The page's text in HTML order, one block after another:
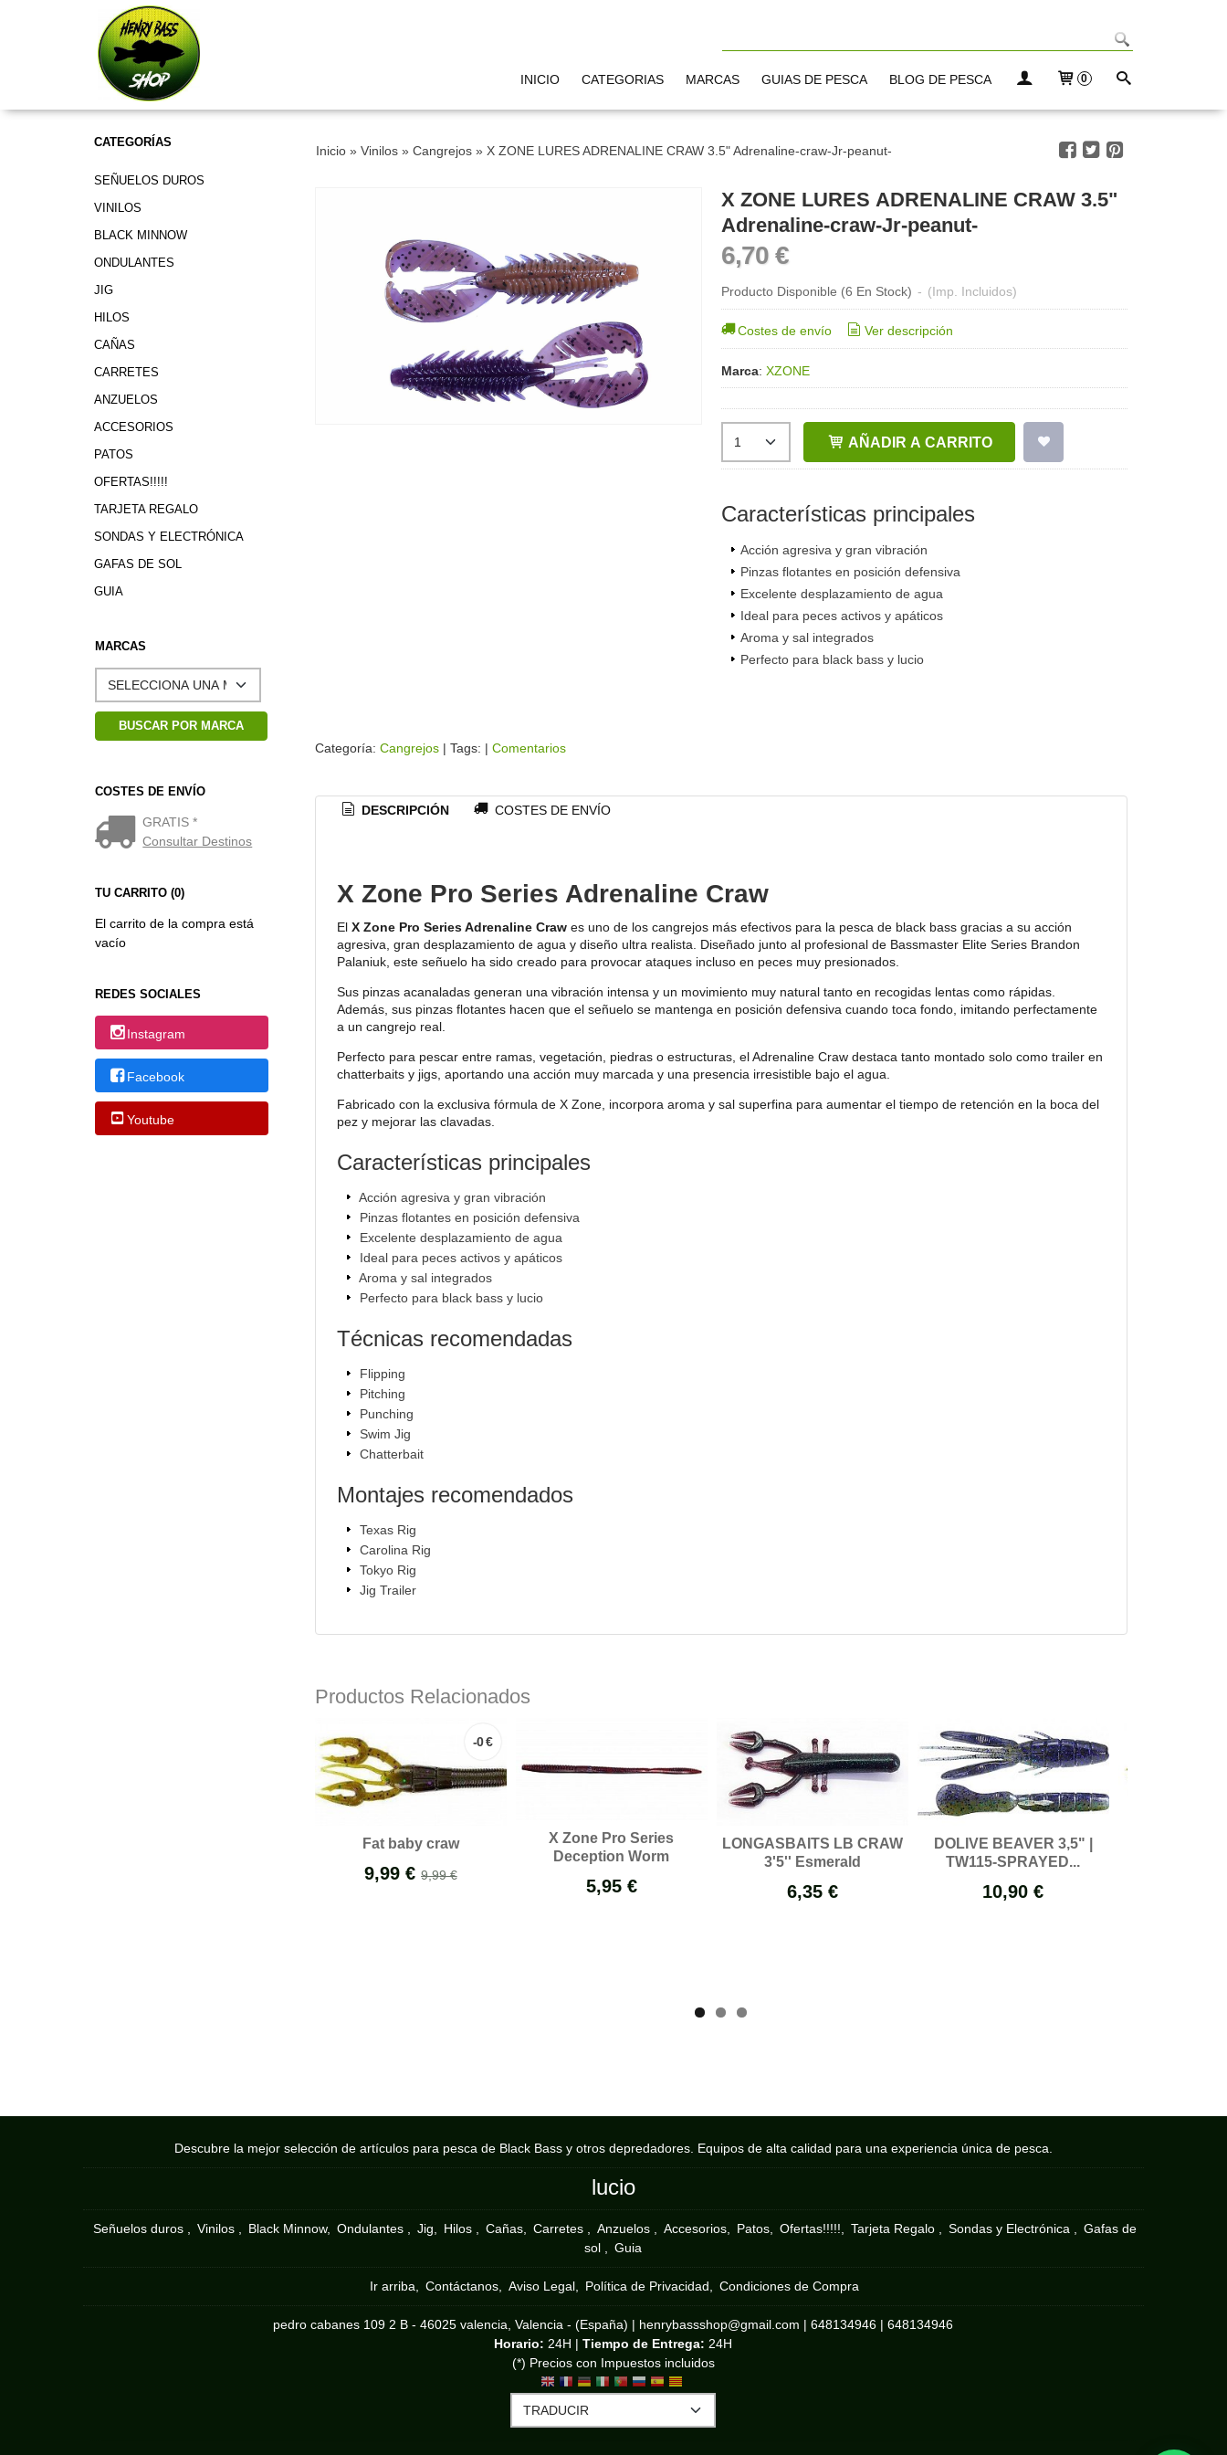
INICIO CATEGORIAS MARCAS GUIAS DE PESCA BLOG DE PESCA 0
CATEGORÍAS
SEÑUELOS DUROS
VINILOS
BLACK MINNOW
ONDULANTES
JIG
HILOS
CAÑAS
CARRETES
ANZUELOS
ACCESORIOS
PATOS
OFERTAS!!!!!
TARJETA REGALO
SONDAS Y ELECTRÓNICA
GAFAS DE SOL
GUIA
MARCAS
COSTES DE ENVÍO
GRATIS *
Consultar Destinos
TU CARRITO (0)
El carrito de la compra está
vacío
REDES SOCIALES
Instagram
Facebook
Youtube
Inicio» Vinilos » Cangrejos » X ZONE LURES ADRENALINE CRAW 3.5" Adrenaline-craw-Jr-peanut-
X ZONE LURES ADRENALINE CRAW 3.5"
Adrenaline-craw-Jr-peanut-
6,70 €
Producto Disponible (6 En Stock) - (Imp. Incluidos)
Costes de envío Ver descripción
Marca: XZONE
AÑADIR A CARRITO
Características principales
Acción agresiva y gran vibración
Pinzas flotantes en posición defensiva
Excelente desplazamiento de agua
Ideal para peces activos y apáticos
Aroma y sal integrados
Perfecto para black bass y lucio
Categoría: Cangrejos | Tags: | Comentarios
DESCRIPCIÓN COSTES DE ENVÍO
X Zone Pro Series Adrenaline Craw
ElX Zone Pro Series Adrenaline Craw es uno de los cangrejos más efectivos para la pesca de black bass gracias a su acción
agresiva, gran desplazamiento de agua y diseño ultra realista. Diseñado junto al profesional de Bassmaster Elite Series Brandon
Palaniuk, este señuelo ha sido creado para provocar ataques incluso en peces muy presionados.
Sus pinzas acanaladas generan una vibración intensa y un movimiento muy natural tanto en recogidas lentas como rápidas.
Además, sus pinzas flotantes hacen que el señuelo se mantenga en posición defensiva cuando toca fondo, imitando perfectamente
a un cangrejo real.
Perfecto para pescar entre ramas, vegetación, piedras o estructuras, el Adrenaline Craw destaca tanto montado solo como trailer en
chatterbaits y jigs, aportando una acción muy marcada y una presencia irresistible bajo el agua.
Fabricado con la exclusiva fórmula de X Zone, incorpora aroma y sal superfina para aumentar el tiempo de retención en la boca del
pez y mejorar las clavadas.
Características principales
Acción agresiva y gran vibración
Pinzas flotantes en posición defensiva
Excelente desplazamiento de agua
Ideal para peces activos y apáticos
Aroma y sal integrados
Perfecto para black bass y lucio
Técnicas recomendadas
Flipping
Pitching
Punching
Swim Jig
Chatterbait
Montajes recomendados
Texas Rig
Carolina Rig
Tokyo Rig
Jig Trailer
Productos Relacionados
-0 €
Fat baby craw
9,99 € 9,99 €
X Zone Pro Series
Deception Worm
5,95 €
LONGASBAITS LB CRAW
3'5'' Esmerald
6,35 €
DOLIVE BEAVER 3,5" |
TW115-SPRAYED...
10,90 €
Descubre la mejor selección de artículos para pesca de Black Bass y otros depredadores. Equipos de alta calidad para una experiencia única de pesca.
lucio
Señuelos duros Vinilos Black Minnow Ondulantes Jig Hilos Cañas Carretes Anzuelos Accesorios Patos Ofertas!!!!! Tarjeta Regalo Sondas y Electrónica
Gafas de
sol
Guia
Ir arriba Contáctanos Aviso Legal Política de Privacidad Condiciones de Compra
pedro cabanes 109 2 B - 46025 valencia, Valencia - (España) | henrybassshop@gmail.com |648134946 |648134946
Horario: 24H |Tiempo de Entrega: 24H
(*) Precios con Impuestos incluidos